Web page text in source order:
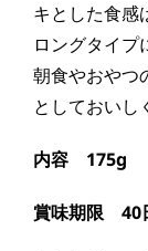
キとした食感
ロングタイプ
朝食やおやつ
としておいし
内容 175g
賞味期限 40